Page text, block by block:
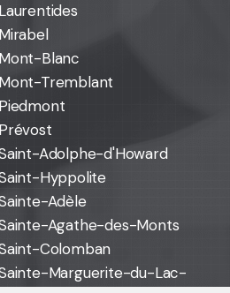
Laurentides
Mirabel
Mont-Blanc
Mont-Tremblant
Piedmont
Prévost
Adolphe-d'Howard
Hyppolite
Adèle
Agathe-des-Monts
Colomban
Marguerite-du-Lac-